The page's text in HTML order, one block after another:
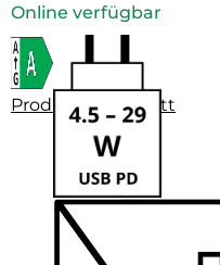
Online verfügbar
Produktdatenblatt